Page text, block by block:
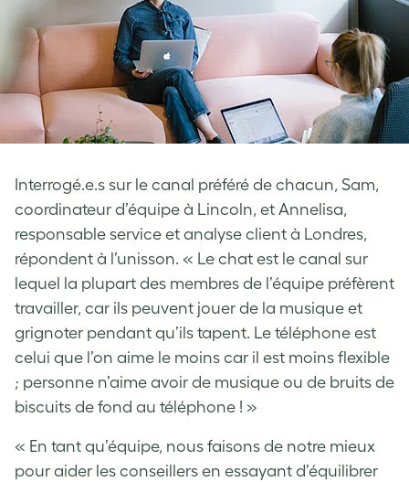
Interrogé.e.s sur le canal préféré de chacun, Sam,
coordinateur d’équipe à Lincoln, et Annelisa,
responsable service et analyse client à Londres,
répondent à l’unisson. « Le chat est le canal sur
lequel la plupart des membres de l’équipe préfèrent
travailler, car ils peuvent jouer de la musique et
grignoter pendant qu’ils tapent. Le téléphone est
celui que l’on aime le moins car il est moins flexible
; personne n’aime avoir de musique ou de bruits de
biscuits de fond au téléphone ! »
« En tant qu’équipe, nous faisons de notre mieux
pour aider les conseillers en essayant d’équilibrer